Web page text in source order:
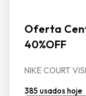
Oferta
40%OFF
NIKE COURT
385 usados hoje